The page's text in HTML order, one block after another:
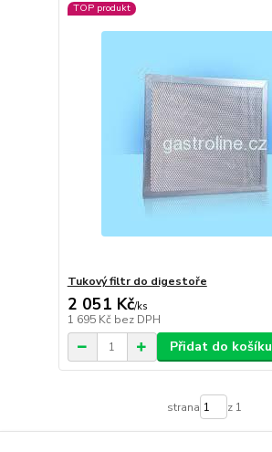
TOP produkt
Tukový filtr do digestoře
2 051 Kč/ks
1 695 Kč bez DPH
Přidat do košíku
strana z 1